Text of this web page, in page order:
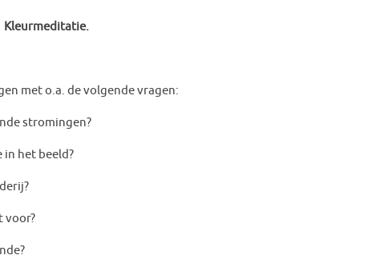
Kleurmeditatie.
o.a. de volgende vragen:
beeld?